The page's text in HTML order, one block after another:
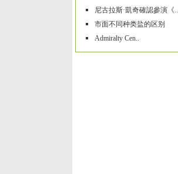
尼古拉斯·凱奇確認參演《..
市面不同种类盐的区别
Admiralty Cen..